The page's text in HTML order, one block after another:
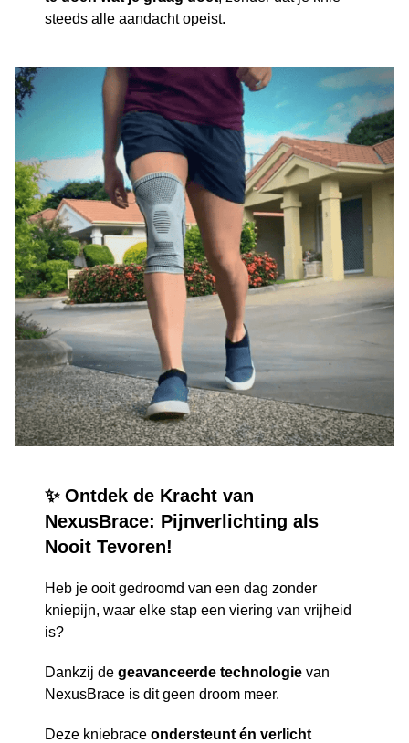
steeds alle aandacht opeist.
✨ Ontdek de Kracht van
NexusBrace: Pijnverlichting als
Nooit Tevoren!
Heb je ooit gedroomd van een dag zonder
kniepijn, waar elke stap een viering van vrijheid
is?
Dankzij degeavanceerde technologie van
NexusBrace is dit geen droom meer.
Deze kniebraceondersteunt én verlicht